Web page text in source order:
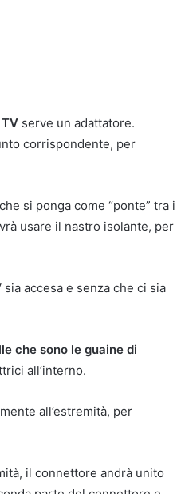
serve un adattatore.
corrispondente, per
si ponga come “ponte” tra i
usare il nastro isolante, per
accesa e senza che ci sia
che sono le guaine di
all’interno.
all’estremità, per
il connettore andrà unito